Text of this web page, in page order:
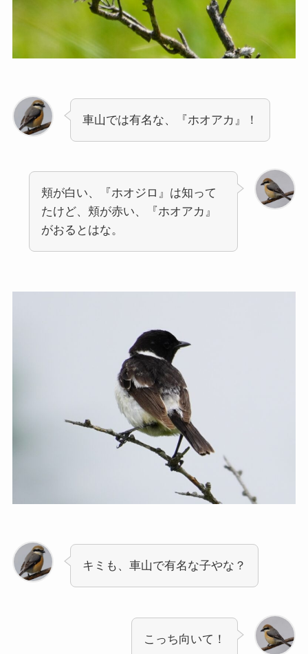
車山では有名な、『ホオアカ』！
頬が白い、『ホオジロ』は知って
たけど、頬が赤い、『ホオアカ』
がおるとはな。
キミも、車山で有名な子やな？
こっち向いて！